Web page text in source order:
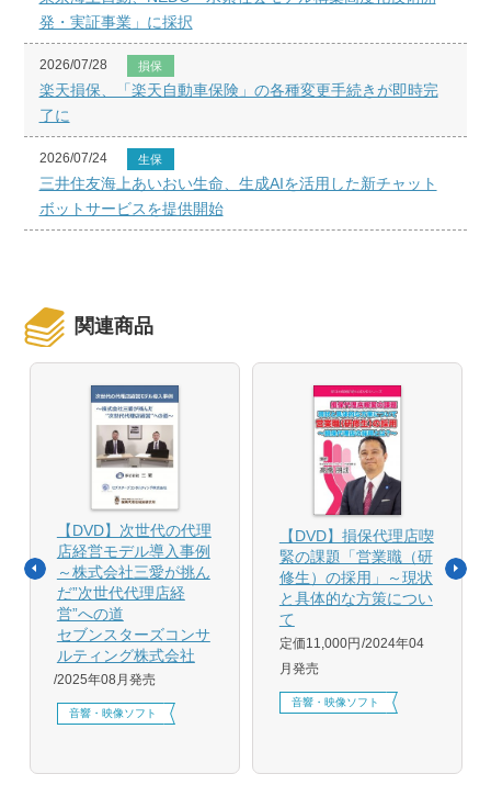
発・実証事業」に採択
2026/07/28 損保
楽天損保、「楽天自動車保険」の各種変更手続きが即時完
了に
2026/07/24 生保
三井住友海上あいおい生命、生成AIを活用した新チャット
ボットサービスを提供開始
関連商品
【DVD】次世代の代理
店経営モデル導入事例
～株式会社三愛が挑ん
だ”次世代代理店経
営”への道
セブンスターズコンサ
ルティング株式会社
2025年08月発売
音響・映像ソフト
【DVD】損保代理店喫
緊の課題「営業職（研
修生）の採用」～現状
と具体的な方策につい
て
定価11,000円 2024年04
月発売
音響・映像ソフト